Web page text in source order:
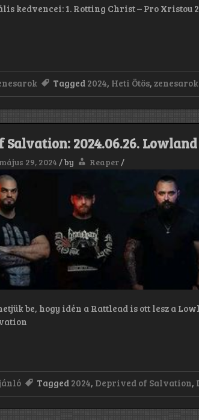
kedvencei: 1. Rotting Christ – Pro Xristou
Tagged 2024, Heti Ötös,zenesarok
2024.06.26.
május 29, 2024 /by Reaper /
be, hogy idén a Rattlead is ott lesz a
Tagged 2024, Deprived of Salvation,